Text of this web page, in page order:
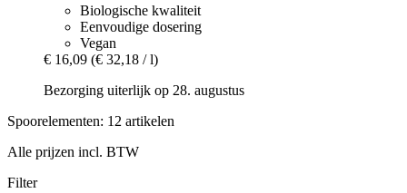
Biologische kwaliteit
Eenvoudige dosering
Vegan
€ 16,09 (€ 32,18 / l)
Bezorging uiterlijk op 28. augustus
Spoorelementen: 12 artikelen
Alle prijzen incl. BTW
Filter